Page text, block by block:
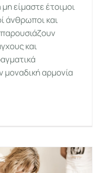
είμαστε έτοιμοι
άνθρωποι και
και
αρμονία